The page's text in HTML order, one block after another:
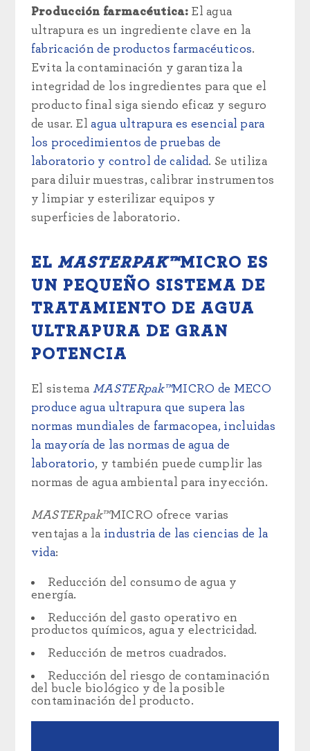
Producción farmacéutica:El agua
ultrapura es un ingrediente clave en la
fabricación de productos farmacéuticos.
Evita la contaminación y garantiza la
integridad de los ingredientes para que el
producto final siga siendo eficaz y seguro
de usar. Elagua ultrapura es esencial para
los procedimientos de pruebas de
laboratorio y control de calidad. Se utiliza
para diluir muestras, calibrar instrumentos
y limpiar y esterilizar equipos y
superficies de laboratorio.
EL MASTERPAK™MICRO ES
UN PEQUEÑO SISTEMA DE
TRATAMIENTO DE AGUA
ULTRAPURA DE GRAN
POTENCIA
El sistemaMASTERpak™MICRO de MECO
produce agua ultrapura que supera las
normas mundiales de farmacopea, incluidas
la mayoría de las normas de agua de
laboratorio, y también puede cumplir las
normas de agua ambiental para inyección.
MASTERpak™MICRO ofrece varias
ventajas a la industria de las ciencias de la
vida:
Reducción del consumo de agua y
energía.
Reducción del gasto operativo en
productos químicos, agua y electricidad.
Reducción de metros cuadrados.
Reducción del riesgo de contaminación
del bucle biológico y de la posible
contaminación del producto.